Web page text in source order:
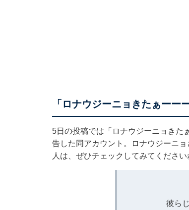
「ロナウジーニョきたぁーー
5日の投稿では「ロナウジーニョき
告した同アカウント。ロナウジーニ
人は、ぜひチェックしてみてください
彼ら